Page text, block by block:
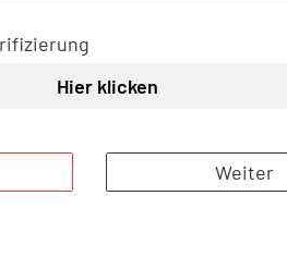
Hier klicken
Weiter